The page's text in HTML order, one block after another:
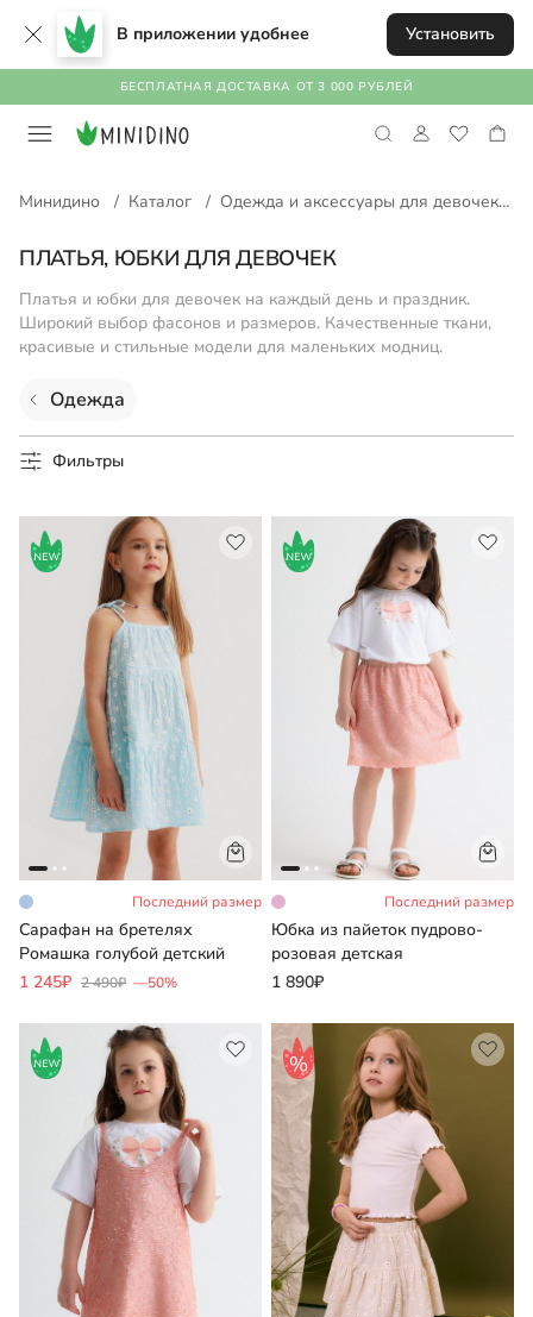
В приложении удобнее Установить
БЕСПЛАТНАЯ ДОСТАВКА ОТ 3 000 РУБЛЕЙ
Регистрация
Запомнить меня Забыли пароль?
сохраните номер менеджера MINIDINO в контактах
телефона (алгоритмы МАХ).
89234268544
Розница
89937412506
СП
вашей корзине пока ничего нет.
можете начать покупки прямо сейчас!
Поиск
Минидино / Каталог / Одежда и аксессуары для девочек
ПЛАТЬЯ, ЮБКИ ДЛЯ ДЕВОЧЕК
Платья и юбки для девочек на каждый день и праздник.
Широкий выбор фасонов и размеров. Качественные ткани,
красивые и стильные модели для маленьких модниц.
Одежда
Фильтры
Последний размер
Сарафан на бретелях
Ромашка голубой детский
1 245₽ 2 490₽ —50%
Последний размер
Юбка из пайеток пудрово-
розовая детская
1 890₽